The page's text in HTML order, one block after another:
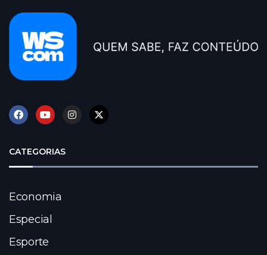
CATEGORIAS
Economia
Especial
Esporte